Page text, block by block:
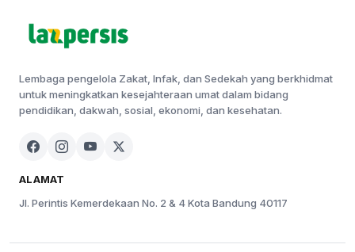
Lembaga pengelola Zakat, Infak, dan Sedekah yang berkhidmat
untuk meningkatkan kesejahteraan umat dalam bidang
pendidikan, dakwah, sosial, ekonomi, dan kesehatan.
ALAMAT
Jl. Perintis Kemerdekaan No. 2 & 4 Kota Bandung 40117